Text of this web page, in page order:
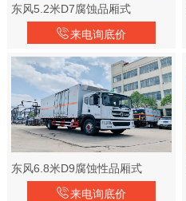
东风5.2米D7腐蚀品厢式
来电询底价
东风6.8米D9腐蚀性品厢式
来电询底价